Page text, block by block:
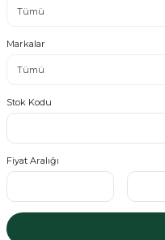
Markalar
Stok Kodu
Fiyat Aralığı